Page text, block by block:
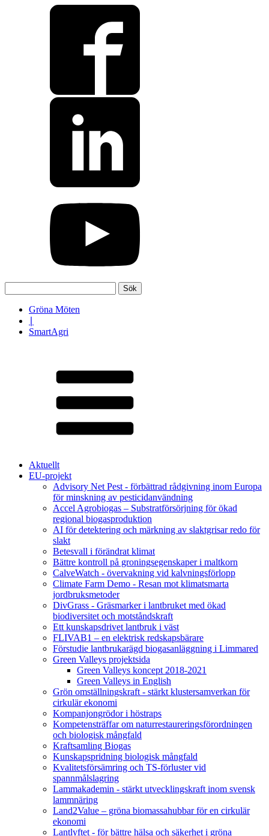
efter:
Gröna Möten
SmartAgri
Aktuellt
EU-projekt
Advisory Net Pest - förbättrad rådgivning inom Europa
för minskning av pesticidanvändning
Accel Agrobiogas – Substratförsörjning för ökad
regional biogasproduktion
AI för detektering och märkning av slaktgrisar redo för
slakt
Betesvall i förändrat klimat
Bättre kontroll på groningsegenskaper i maltkorn
CalveWatch - övervakning vid kalvningsförlopp
Climate Farm Demo - Resan mot klimatsmarta
jordbruksmetoder
DivGrass - Gräsmarker i lantbruket med ökad
biodiversitet och motståndskraft
Ett kunskapsdrivet lantbruk i väst
FLIVAB1 – en elektrisk redskapsbärare
Förstudie lantbrukarägd biogasanläggning i Limmared
Green Valleys projektsida
Green Valleys koncept 2018-2021
Green Valleys in English
Grön omställningskraft - stärkt klustersamverkan för
cirkulär ekonomi
Kompanjongrödor i höstraps
Kompetensträffar om naturrestaureringsförordningen
och biologisk mångfald
Kraftsamling Biogas
Kunskapspridning biologisk mångfald
Kvalitetsförsämring och TS-förluster vid
spannmålslagring
Lammakademin - stärkt utvecklingskraft inom svensk
lammnäring
Land2Value – gröna biomassahubbar för en cirkulär
ekonomi
Lantlyftet - för bättre hälsa och säkerhet i gröna